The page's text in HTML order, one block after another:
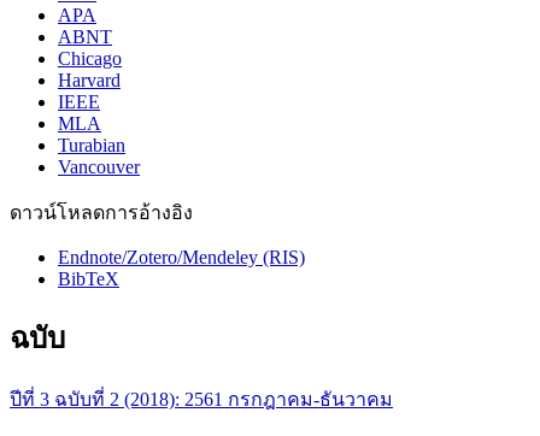
APA
ABNT
Chicago
Harvard
IEEE
MLA
Turabian
Vancouver
ดาวน์โหลดการอ้างอิง
Endnote/Zotero/Mendeley (RIS)
BibTeX
ฉบับ
ปีที่ 3 ฉบับที่ 2 (2018): 2561 กรกฎาคม-ธันวาคม